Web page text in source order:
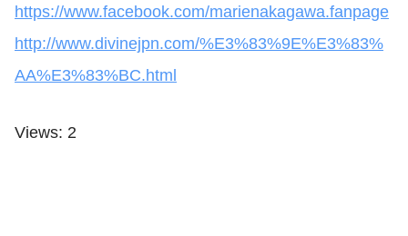
https://www.facebook.com/marienakagawa.fanpage
http://www.divinejpn.com/%E3%83%9E%E3%83%
AA%E3%83%BC.html
Views: 2